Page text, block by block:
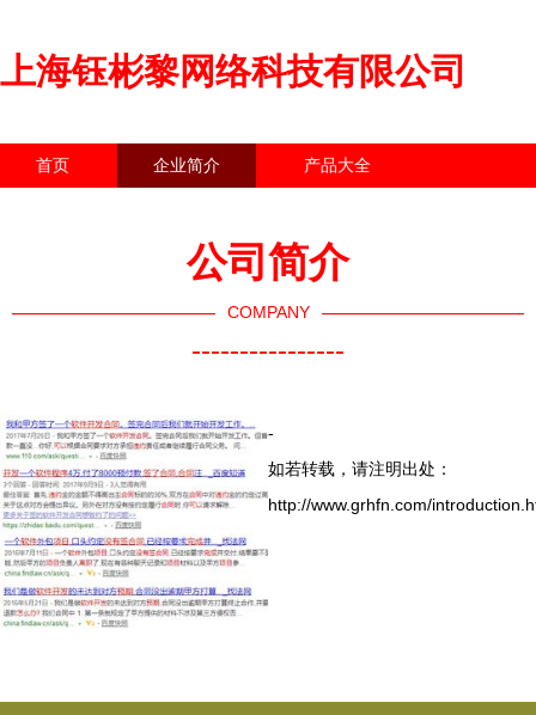
上海钰彬黎网络科技有限公司
首页 企业简介 产品大全
公司简介
COMPANY
----------------
-
如若转载，请注明出处：
http://www.grhfn.com/